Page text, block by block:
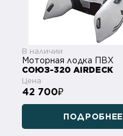
В наличии
Моторная лодка ПВХ
СОЮЗ-320 AIRDECK
Цена
42 700₽
ПОДРОБНЕЕ